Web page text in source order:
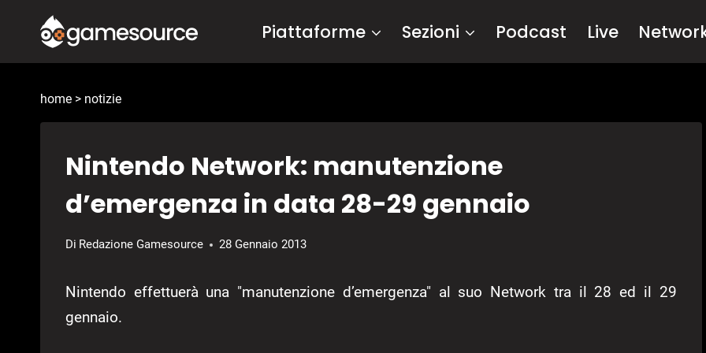
contenuto
Piattaforme Sezioni Podcast Live
home > notizie
Nintendo Network: manutenzione
d’emergenza in data 28-29 gennaio
Di Redazione Gamesource 28 Gennaio 2013
Nintendo effettuerà una "manutenzione d’emergenza" al suo Network tra il 28 ed il 29
gennaio.